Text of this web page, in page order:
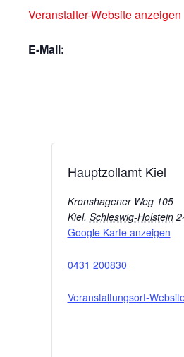
Veranstalter-Website anzeigen
E-Mail:
Hauptzollamt Kiel
Kronshagener Weg 105
Kiel, Schleswig-Holstein
Google Karte anzeigen
0431 200830
Veranstaltungsort-